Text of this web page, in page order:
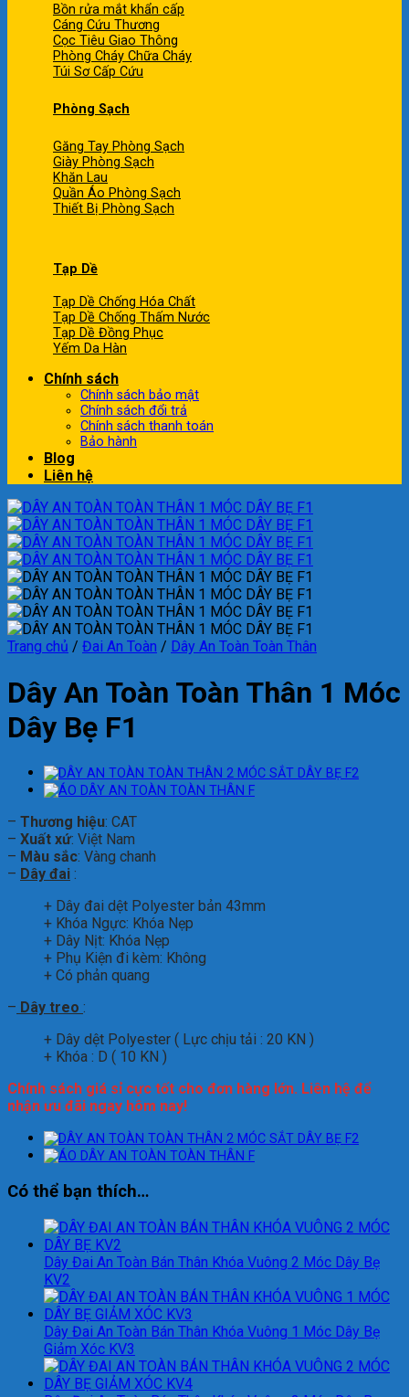
Bồn rửa mắt khẩn cấp
Cáng Cứu Thương
Cọc Tiêu Giao Thông
Phòng Cháy Chữa Cháy
Túi Sơ Cấp Cứu
Phòng Sạch
Găng Tay Phòng Sạch
Giày Phòng Sạch
Khăn Lau
Quần Áo Phòng Sạch
Thiết Bị Phòng Sạch
Tạp Dề
Tạp Dề Chống Hóa Chất
Tạp Dề Chống Thấm Nước
Tạp Dề Đồng Phục
Yếm Da Hàn
Chính sách
Chính sách bảo mật
Chính sách đổi trả
Chính sách thanh toán
Bảo hành
Blog
Liên hệ
Trang chủ / Đai An Toàn / Dây An Toàn Toàn Thân
Dây An Toàn Toàn Thân 1 Móc
Dây Bẹ F1
– Thương hiệu: CAT
– Xuất xứ: Việt Nam
– Màu sắc: Vàng chanh
– Dây đai :
+ Dây đai dệt Polyester bản 43mm
+ Khóa Ngực: Khóa Nẹp
+ Dây Nịt: Khóa Nẹp
+ Phụ Kiện đi kèm: Không
+ Có phản quang
– Dây treo :
+ Dây dệt Polyester ( Lực chịu tải : 20 KN )
+ Khóa : D ( 10 KN )
Chính sách giá sỉ cực tốt cho đơn hàng lớn. Liên hệ để
nhận ưu đãi ngay hôm nay!
Có thể bạn thích…
Dây Đai An Toàn Bán Thân Khóa Vuông 2 Móc Dây Bẹ
KV2
Dây Đai An Toàn Bán Thân Khóa Vuông 1 Móc Dây Bẹ
Giảm Xóc KV3